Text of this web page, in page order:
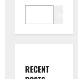
RECENT